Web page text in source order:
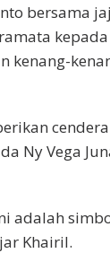
bersama
kenang-
Ny Vega
adalah
Khairil.